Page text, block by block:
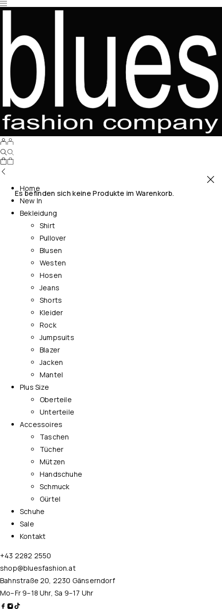
Es befinden sich keine Produkte im Warenkorb.
Home
New In
Bekleidung
Shirt
Pullover
Blusen
Westen
Hosen
Jeans
Shorts
Kleider
Rock
Jumpsuits
Blazer
Jacken
Mantel
Plus Size
Oberteile
Unterteile
Accessoires
Taschen
Tücher
Mützen
Handschuhe
Schmuck
Gürtel
Schuhe
Sale
Kontakt
+43 2282 2550
shop@bluesfashion.at
Bahnstraße 20, 2230 Gänserndorf
Mo–Fr 9–18 Uhr, Sa 9–17 Uhr